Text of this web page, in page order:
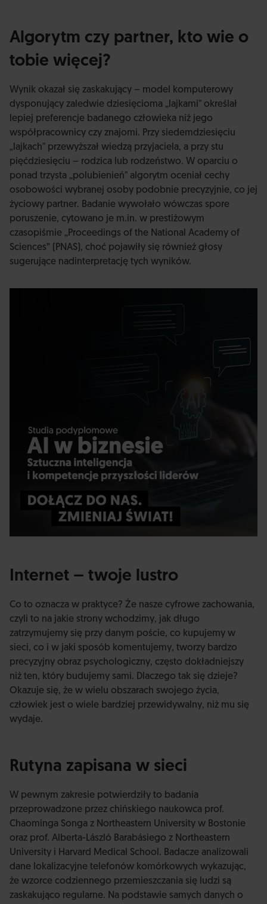
Algorytm czy partner, kto wie o
tobie więcej?
Wynik okazał się zaskakujący – model komputerowy
dysponujący zaledwie dziesięcioma „lajkami" określał
lepiej preferencje badanego człowieka niż jego
współpracownicy czy znajomi. Przy siedemdziesięciu
„lajkach" przewyższał wiedzą przyjaciela, a przy stu
pięćdziesięciu – rodzica lub rodzeństwo. W oparciu o
ponad trzysta „polubienień" algorytm oceniał cechy
osobowości wybranej osoby podobnie precyzyjnie, co jej
życiowy partner. Badanie wywołało wówczas spore
poruszenie, cytowano je m.in. w prestiżowym
czasopiśmie „Proceedings of the National Academy of
Sciences” (PNAS), choć pojawiły się również głosy
sugerujące nadinterpretację tych wyników.
Internet – twoje lustro
Co to oznacza w praktyce? Że nasze cyfrowe zachowania,
czyli to na jakie strony wchodzimy, jak długo
zatrzymujemy się przy danym poście, co kupujemy w
sieci, co i w jaki sposób komentujemy, tworzy bardzo
precyzyjny obraz psychologiczny, często dokładniejszy
niż ten, który budujemy sami. Dlaczego tak się dzieje?
Okazuje się, że w wielu obszarach swojego życia,
człowiek jest o wiele bardziej przewidywalny, niż mu się
wydaje.
Rutyna zapisana w sieci
W pewnym zakresie potwierdziły to badania
przeprowadzone przez chińskiego naukowca prof.
Chaominga Songa z Northeastern University w Bostonie
oraz prof. Alberta-László Barabásiego z Northeastern
University i Harvard Medical School. Badacze analizowali
dane lokalizacyjne telefonów komórkowych wykazując,
że wzorce codziennego przemieszczania się ludzi są
zaskakująco regularne. Na podstawie samych danych o